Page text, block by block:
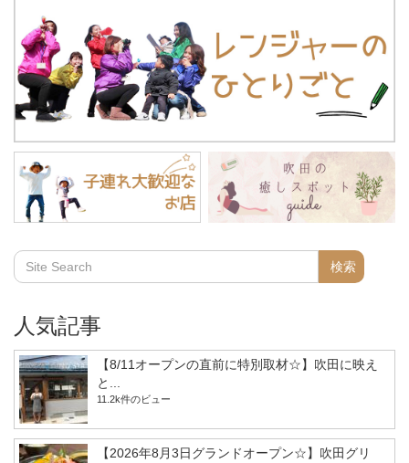
人気記事
【8/11オープンの直前に特別取材☆】吹田に映え
と...
11.2k件のビュー
【2026年8月3日グランドオープン☆】吹田グリ